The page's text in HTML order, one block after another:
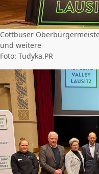
Cottbuser
und weitere
Foto: Tudyka.PR